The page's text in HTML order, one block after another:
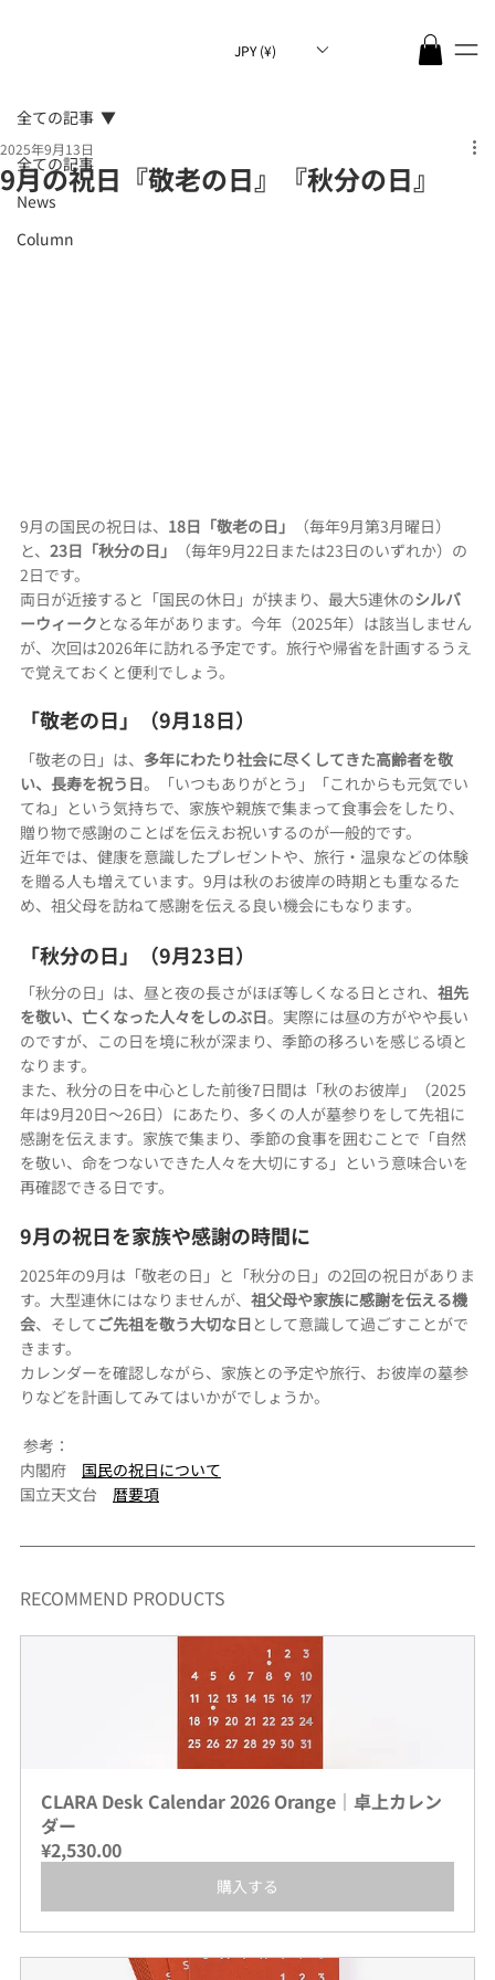
JPY (¥)
全ての記事
News
Column
全ての記事
9月の祝日『敬老の日』『秋分の日』
2025年9月13日
9月の国民の祝日は、 18日「敬老の日」
（毎年9月第3月曜日）
と、 23日「秋分の日」
（毎年9月22日または23日のいずれか）の
2日です。
両日が近接すると「国民の休日」が挟まり、最大5連休のシルバ
ーウィーク となる年があります。今年（2025年）は該当しません
が、次回は2026年に訪れる予定です。旅行や帰省を計画するうえ
で覚えておくと便利でしょう。
「敬老の日」（9月18日）
「敬老の日」は、 多年にわたり社会に尽くしてきた高齢者を敬
い、長寿を祝う日。「いつもありがとう」「これからも元気でい
てね」という気持ちで、家族や親族で集まって食事会をしたり、
贈り物で感謝のことばを伝えお祝いするのが一般的です。
近年では、健康を意識したプレゼントや、旅行・温泉などの体験
を贈る人も増えています。9月は秋のお彼岸の時期とも重なるた
め、祖父母を訪ねて感謝を伝える良い機会にもなります。
「秋分の日」（9月23日）
「秋分の日」は、昼と夜の長さがほぼ等しくなる日とされ、 祖先
を敬い、亡くなった人々をしのぶ日。実際には昼の方がやや長い
のですが、この日を境に秋が深まり、季節の移ろいを感じる頃と
なります。
また、秋分の日を中心とした前後7日間は「秋のお彼岸」（2025
年は9月20日〜26日）にあたり、多くの人が墓参りをして先祖に
感謝を伝えます。家族で集まり、季節の食事を囲むことで「自然
を敬い、命をつないできた人々を大切にする」という意味合いを
再確認できる日です。
9月の祝日を家族や感謝の時間に
2025年の9月は「敬老の日」と「秋分の日」の2回の祝日がありま
す。大型連休にはなりませんが、 祖父母や家族に感謝を伝える機
会、そしてご先祖を敬う大切な日 として意識して過ごすことがで
きます。
カレンダーを確認しながら、家族との予定や旅行、お彼岸の墓参
りなどを計画してみてはいかがでしょうか。
参考：
内閣府 国民の祝日について
国立天文台 暦要項
RECOMMEND PRODUCTS
CLARA Desk Calendar 2026 Orange｜卓上カレン
ダー
¥2,530.00
購入する